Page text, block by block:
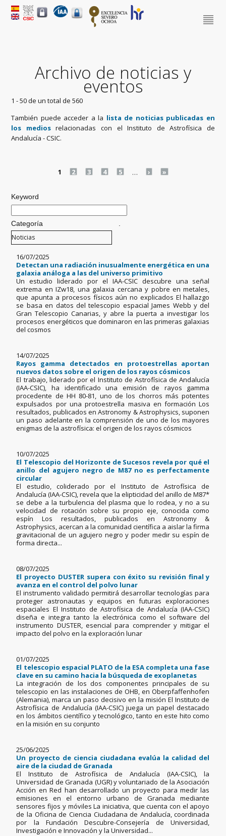
Archivo de noticias y
eventos
1 - 50 de un total de 560
También puede acceder a la lista de noticias publicadas en
los mediosrelacionadas con el Instituto de Astrofísica de
Andalucía - CSIC.
1 2 3 4 5 … › »
Keyword
Categoría
16/07/2025
Detectan una radiación inusualmente energética en una
galaxia análoga a las del universo primitivo
Un estudio liderado por el IAA-CSIC descubre una señal
extrema en IZw18, una galaxia cercana y pobre en metales,
que apunta a procesos físicos aún no explicados El hallazgo
se basa en datos del telescopio espacial James Webb y del
Gran Telescopio Canarias, y abre la puerta a investigar los
procesos energéticos que dominaron en las primeras galaxias
del cosmos
14/07/2025
Rayos gamma detectados en protoestrellas aportan
nuevos datos sobre el origen de los rayos cósmicos
El trabajo, liderado por el Instituto de Astrofísica de Andalucía
(IAA-CSIC), ha identificado una emisión de rayos gamma
procedente de HH 80-81, uno de los chorros más potentes
expulsados por una protoestrella masiva en formación Los
resultados, publicados en Astronomy & Astrophysics, suponen
un paso adelante en la comprensión de uno de los mayores
enigmas de la astrofísica: el origen de los rayos cósmicos
10/07/2025
El Telescopio del Horizonte de Sucesos revela por qué el
anillo del agujero negro de M87 no es perfectamente
circular
El estudio, coliderado por el Instituto de Astrofísica de
Andalucía (IAA-CSIC), revela que la elipticidad del anillo de M87*
se debe a la turbulencia del plasma que lo rodea, y no a su
velocidad de rotación sobre su propio eje, conocida como
espín Los resultados, publicados en Astronomy &
Astrophysics, acercan a la comunidad científica a aislar la firma
gravitacional de un agujero negro y poder medir su espín de
forma directa...
08/07/2025
El proyecto DUSTER supera con éxito su revisión final y
avanza en el control del polvo lunar
El instrumento validado permitirá desarrollar tecnologías para
proteger astronautas y equipos en futuras exploraciones
espaciales El Instituto de Astrofísica de Andalucía (IAA-CSIC)
diseña e integra tanto la electrónica como el software del
instrumento DUSTER, esencial para comprender y mitigar el
impacto del polvo en la exploración lunar
01/07/2025
El telescopio espacial PLATO de la ESA completa una fase
clave en su camino hacia la búsqueda de exoplanetas
La integración de los dos componentes principales de su
telescopio en las instalaciones de OHB, en Oberpfaffenhofen
(Alemania), marca un paso decisivo en la misión El Instituto de
Astrofísica de Andalucía (IAA-CSIC) juega un papel destacado
en los ámbitos científico y tecnológico, tanto en este hito como
en la misión en su conjunto
25/06/2025
Un proyecto de ciencia ciudadana evalúa la calidad del
aire de la ciudad de Granada
El Instituto de Astrofísica de Andalucía (IAA-CSIC), la
Universidad de Granada (UGR) y voluntariado de la Asociación
Acción en Red han desarrollado un proyecto para medir las
emisiones en el entorno urbano de Granada mediante
sensores fijos y móviles La iniciativa, que cuenta con el apoyo
de la Oficina de Ciencia Ciudadana de Andalucía, coordinada
por la Fundación Descubre-Consejería de Universidad,
Investigación e Innovación y la Universidad...